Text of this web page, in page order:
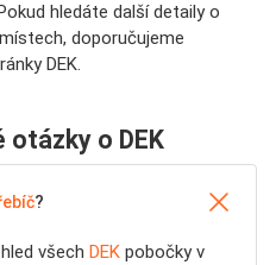
hledáte další detaily o
doporučujeme
DEK.
o DEK
?
všech DEK pobočky v